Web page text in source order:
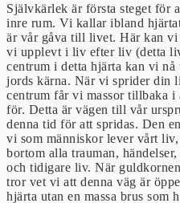
Självkärlek är första steget för
inre rum. Vi kallar ibland
är vår gåva till livet. Här kan
vi upplevt i liv efter liv (detta
centrum i detta hjärta kan vi
jords kärna. När vi sprider din
centrum får vi massor tillbaka
för. Detta är vägen till vår
denna tid för att spridas. Den
vi som människor lever vårt
bortom alla trauman,
och tidigare liv. När
tror vet vi att denna väg är
hjärta utan en massa brus som